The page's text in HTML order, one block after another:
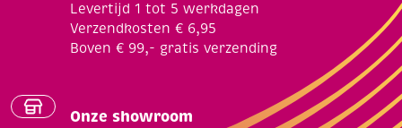
Levertijd 1 tot 5 werkdagen
Verzendkosten € 6,95
Boven € 99,- gratis verzending
Onze showroom